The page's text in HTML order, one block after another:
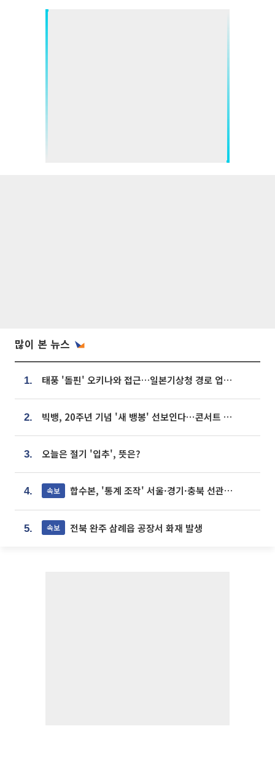
많이 본 뉴스
1. 태풍 '돌핀' 오키나와 접근…일본기상청 경로 업데이트
2. 빅뱅, 20주년 기념 '새 뱅봉' 선보인다⋯콘서트 앞두고 팝업 개최
3. 오늘은 절기 '입추', 뜻은?
4. 속보 합수본, '통계 조작' 서울·경기·충북 선관위 등 추가 압수수색
5. 속보 전북 완주 삼례읍 공장서 화재 발생